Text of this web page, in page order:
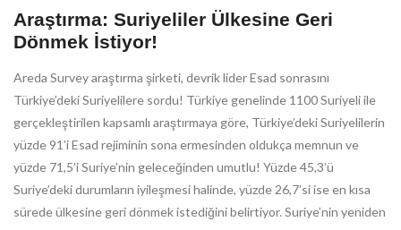
Araştırma: Suriyeliler Ülkesine Geri
Dönmek İstiyor!
Areda Survey araştırma şirketi, devrik lider Esad sonrasını
Türkiye’deki Suriyelilere sordu! Türkiye genelinde 1100 Suriyeli ile
gerçekleştirilen kapsamlı araştırmaya göre, Türkiye’deki Suriyelilerin
yüzde 91’i Esad rejiminin sona ermesinden oldukça memnun ve
yüzde 71,5’i Suriye’nin geleceğinden umutlu! Yüzde 45,3’ü
Suriye’deki durumların iyileşmesi halinde, yüzde 26,7’si ise en kısa
sürede ülkesine geri dönmek istediğini belirtiyor. Suriye’nin yeniden